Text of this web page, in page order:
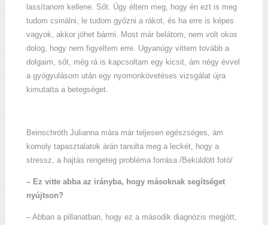
lassítanom kellene. Sőt. Úgy éltem meg, hogy én ezt is meg
tudom csinálni, le tudom győzni a rákot, és ha erre is képes
vagyok, akkor jöhet bármi. Most már belátom, nem volt okos
dolog, hogy nem figyeltem erre. Ugyanúgy vittem tovább a
dolgaim, sőt, még rá is kapcsoltam egy kicsit, ám négy évvel
a gyógyulásom után egy nyomonkövetéses vizsgálat újra
kimutatta a betegséget.
Beinschróth Julianna mára már teljesen egészséges, ám
komoly tapasztalatok árán tanulta meg a leckét, hogy a
stressz, a hajtás rengeteg probléma forrása /Beküldött fotó/
– Ez vitte abba az irányba, hogy másoknak segítséget
nyújtson?
– Abban a pillanatban, hogy ez a második diagnózis megjött,